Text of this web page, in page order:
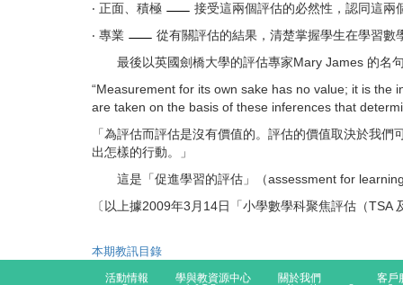
‧ 正面、積極
接受這兩個評估的必然性，認同這兩
‧ 專業
從有關評估的結果，清楚掌握學生在學習
最後以英國劍橋大學的評估專家Mary James 的名
“Measurement for its own sake has no value; it is
are taken on the basis of these inferences that
「為評估而評估是沒有價值的。評估的價值取決於我
出怎樣的行動。」
這是「促進學習的評估」（assessment for
〔以上據2009年3月14日「小學數學科聚焦評估（
本期教訊目錄
活動情報 學與教資源中心 關於我們 客戶